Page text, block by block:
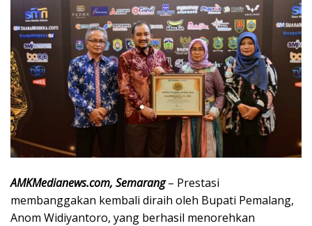
AMKMedianews.com, Semarang– Prestasi
membanggakan kembali diraih oleh Bupati Pemalang,
Anom Widiyantoro, yang berhasil menorehkan